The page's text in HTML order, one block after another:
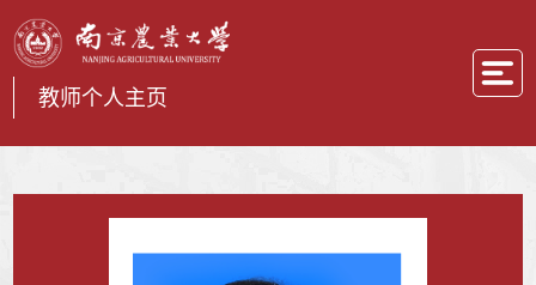
教师个人主页